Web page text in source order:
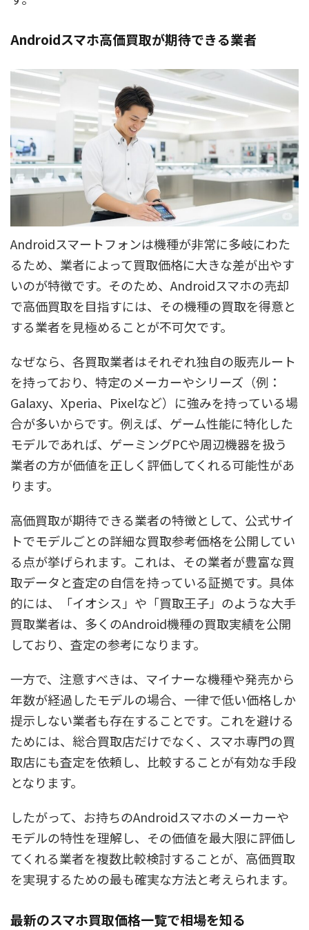
Androidスマホ高価買取が期待できる業者
Androidスマートフォンは機種が非常に多岐にわた
るため、業者によって買取価格に大きな差が出やす
いのが特徴です。そのため、Androidスマホの売却
で高価買取を目指すには、その機種の買取を得意と
する業者を見極めることが不可欠です。
なぜなら、各買取業者はそれぞれ独自の販売ルート
を持っており、特定のメーカーやシリーズ（例：
Galaxy、Xperia、Pixelなど）に強みを持っている場
合が多いからです。例えば、ゲーム性能に特化した
モデルであれば、ゲーミングPCや周辺機器を扱う
業者の方が価値を正しく評価してくれる可能性があ
ります。
高価買取が期待できる業者の特徴として、公式サイ
トでモデルごとの詳細な買取参考価格を公開してい
る点が挙げられます。これは、その業者が豊富な買
取データと査定の自信を持っている証拠です。具体
的には、「イオシス」や「買取王子」のような大手
買取業者は、多くのAndroid機種の買取実績を公開
しており、査定の参考になります。
一方で、注意すべきは、マイナーな機種や発売から
年数が経過したモデルの場合、一律で低い価格しか
提示しない業者も存在することです。これを避ける
ためには、総合買取店だけでなく、スマホ専門の買
取店にも査定を依頼し、比較することが有効な手段
となります。
したがって、お持ちのAndroidスマホのメーカーや
モデルの特性を理解し、その価値を最大限に評価し
てくれる業者を複数比較検討することが、高価買取
を実現するための最も確実な方法と考えられます。
最新のスマホ買取価格一覧で相場を知る